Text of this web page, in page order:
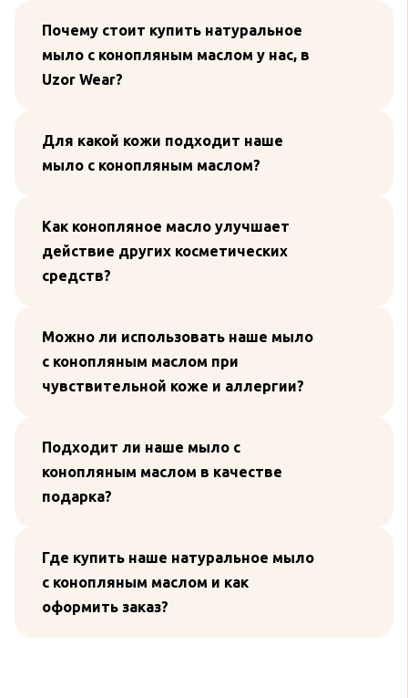
Почему стоит купить натуральное
мыло с конопляным маслом у нас, в
Uzor Wear?
Для какой кожи подходит наше
мыло с конопляным маслом?
Как конопляное масло улучшает
действие других косметических
средств?
Можно ли использовать наше мыло
с конопляным маслом при
чувствительной коже и аллергии?
Подходит ли наше мыло с
конопляным маслом в качестве
подарка?
Где купить наше натуральное мыло
с конопляным маслом и как
оформить заказ?